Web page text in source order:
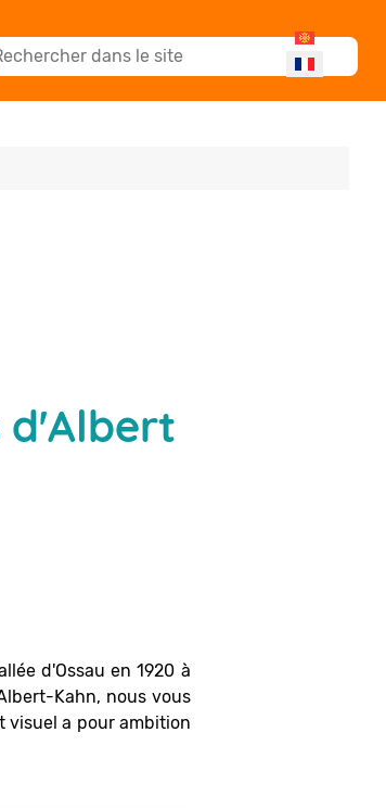
d'Albert
d'Ossau en 1920 à
Kahn, nous vous
visuel a pour ambition